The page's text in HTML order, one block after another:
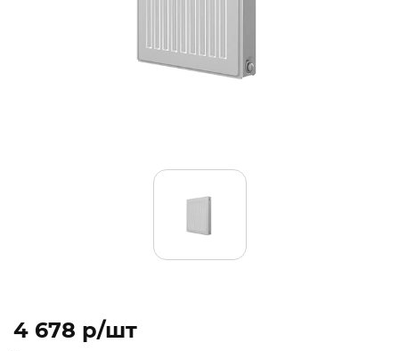
4 678 p/шт